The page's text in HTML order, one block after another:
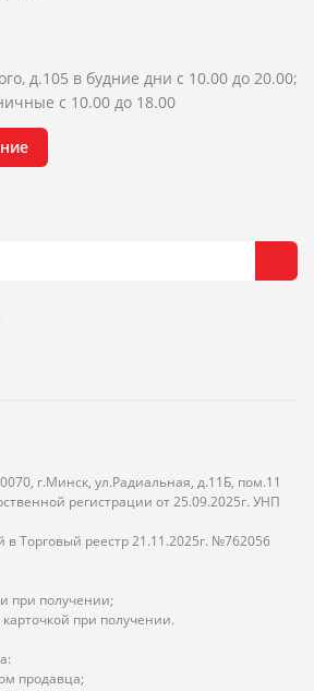
д.105 в будние дни с 10.00 до 20.00;
с 10.00 до 18.00
г.Минск, ул.Радиальная, д.11Б, пом.11
регистрации от 25.09.2025г. УНП
Торговый реестр 21.11.2025г. №762056
при получении;
при получении.
продавца;